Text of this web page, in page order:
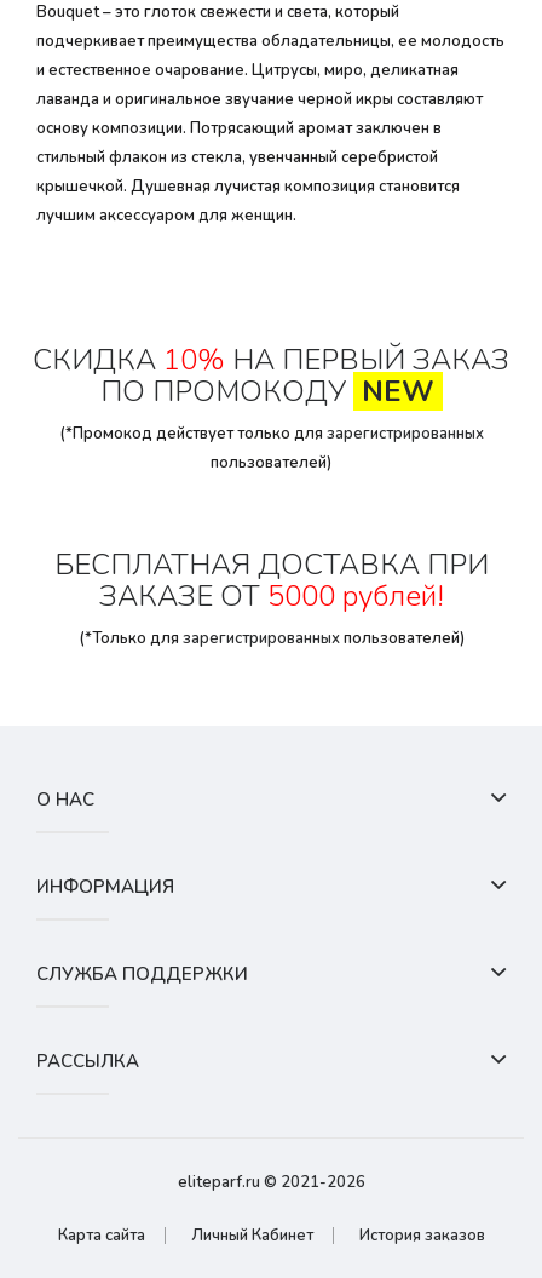
Bouquet – это глоток свежести и света, который
подчеркивает преимущества обладательницы, ее молодость
и естественное очарование. Цитрусы, миро, деликатная
лаванда и оригинальное звучание черной икры составляют
основу композиции. Потрясающий аромат заключен в
стильный флакон из стекла, увенчанный серебристой
крышечкой. Душевная лучистая композиция становится
лучшим аксессуаром для женщин.
СКИДКА 10% НА ПЕРВЫЙ ЗАКАЗ
ПО ПРОМОКОДУ NEW
(*Промокод действует только для зарегистрированных
пользователей)
БЕСПЛАТНАЯ ДОСТАВКА ПРИ
ЗАКАЗЕ ОТ 5000 рублей!
(*Только для зарегистрированныхпользователей)
О НАС
ИНФОРМАЦИЯ
СЛУЖБА ПОДДЕРЖКИ
РАССЫЛКА
eliteparf.ru © 2021-2026
Карта сайта Личный Кабинет История заказов